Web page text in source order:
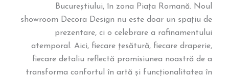
Bucureștiului, în zona Piața Romană. Noul
showroom Decora Design nu este doar un spațiu de
prezentare, ci o celebrare a rafinamentului
atemporal. Aici, fiecare țesătură, fiecare draperie,
fiecare detaliu reflectă promisiunea noastră de a
transforma confortul în artă și funcționalitatea în